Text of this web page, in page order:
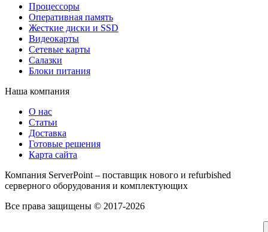
Процессоры
Оперативная память
Жесткие диски и SSD
Видеокарты
Сетевые карты
Салазки
Блоки питания
Наша компания
О нас
Статьи
Доставка
Готовые решения
Карта сайта
Компания ServerPoint – поставщик нового и refurbished
серверного оборудования и комплектующих
Все права защищены © 2017-2026